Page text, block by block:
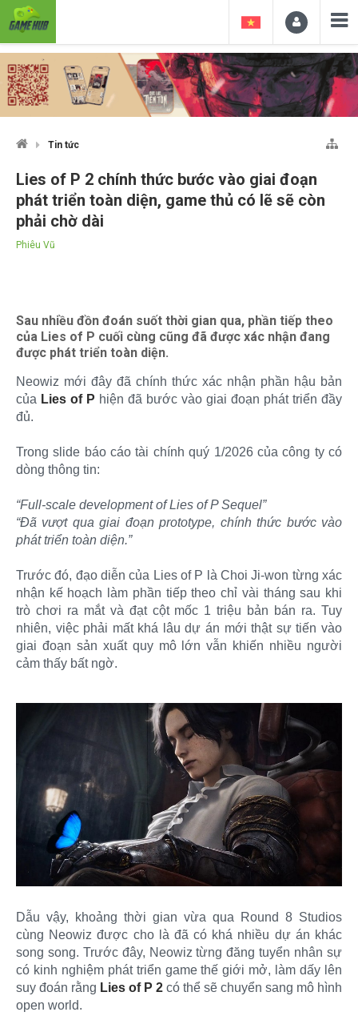
Tin tức
Lies of P 2 chính thức bước vào giai đoạn
phát triển toàn diện, game thủ có lẽ sẽ còn
phải chờ dài
Phiêu Vũ
Sau nhiều đồn đoán suốt thời gian qua, phần tiếp theo
của Lies of P cuối cùng cũng đã được xác nhận đang
được phát triển toàn diện.
Neowiz mới đây đã chính thức xác nhận phần hậu bản
của Lies of P hiện đã bước vào giai đoạn phát triển đầy
đủ.
Trong slide báo cáo tài chính quý 1/2026 của công ty có
dòng thông tin:
“Full-scale development of Lies of P Sequel”
“Đã vượt qua giai đoạn prototype, chính thức bước vào
phát triển toàn diện.”
Trước đó, đạo diễn của Lies of P là Choi Ji-won từng xác
nhận kế hoạch làm phần tiếp theo chỉ vài tháng sau khi
trò chơi ra mắt và đạt cột mốc 1 triệu bản bán ra. Tuy
nhiên, việc phải mất khá lâu dự án mới thật sự tiến vào
giai đoạn sản xuất quy mô lớn vẫn khiến nhiều người
cảm thấy bất ngờ.
Dẫu vậy, khoảng thời gian vừa qua Round 8 Studios
cùng Neowiz được cho là đã có khá nhiều dự án khác
song song. Trước đây, Neowiz từng đăng tuyển nhân sự
có kinh nghiệm phát triển game thế giới mở, làm dấy lên
suy đoán rằng Lies of P 2 có thể sẽ chuyển sang mô hình
open world.